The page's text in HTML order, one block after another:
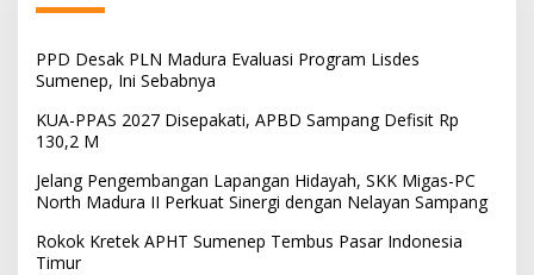
PPD Desak PLN Madura Evaluasi Program Lisdes
Sumenep, Ini Sebabnya
KUA-PPAS 2027 Disepakati, APBD Sampang Defisit Rp
130,2 M
Jelang Pengembangan Lapangan Hidayah, SKK Migas-PC
North Madura II Perkuat Sinergi dengan Nelayan Sampang
Rokok Kretek APHT Sumenep Tembus Pasar Indonesia
Timur